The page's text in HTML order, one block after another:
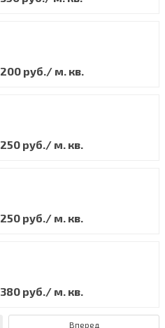
200 руб./ м. кв.
250 руб./ м. кв.
250 руб./ м. кв.
380 руб./ м. кв.
Вперед